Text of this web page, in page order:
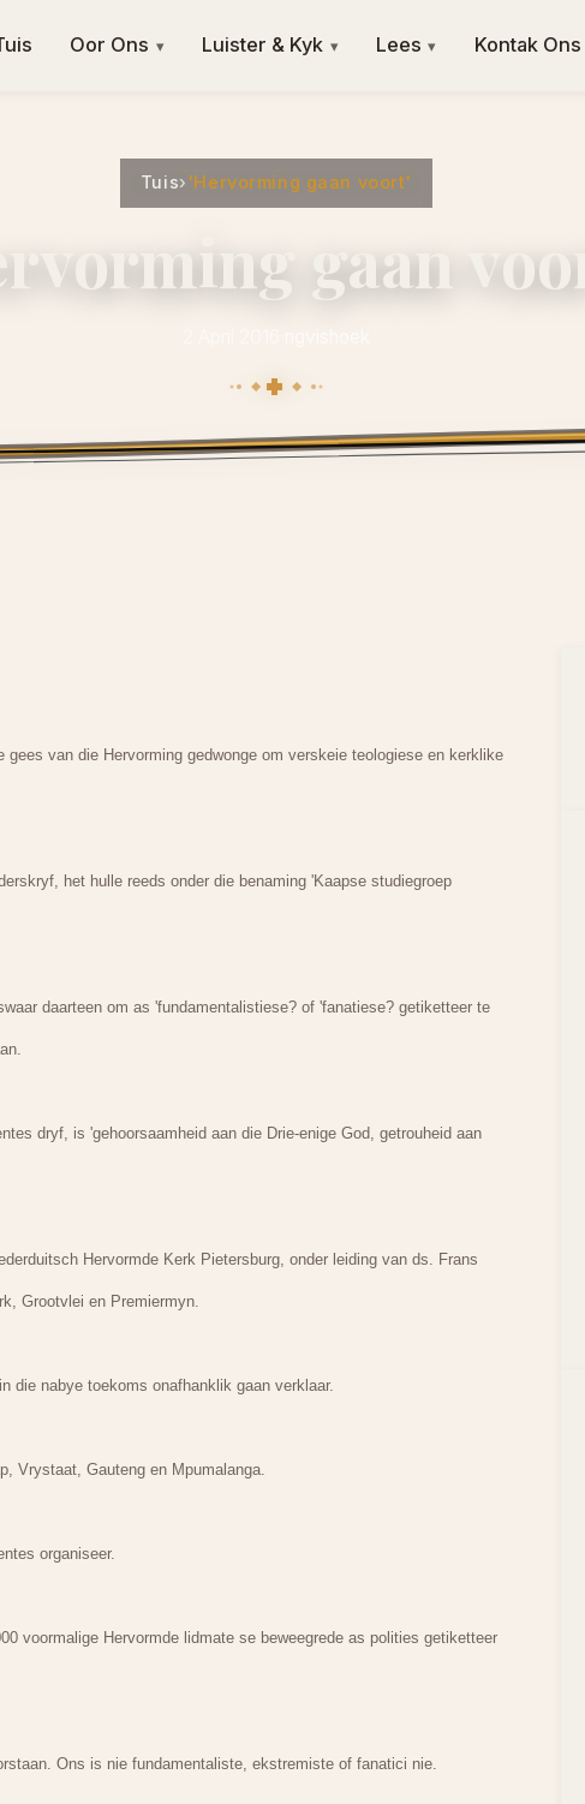
Oor Ons ▾ Luister & Kyk ▾ Lees ▾ Kontak Ons
Tuis› 'Hervorming gaan voort'
gaan
van die Hervorming gedwonge om verskeie teologiese en kerklike
het hulle reeds onder die benaming 'Kaapse studiegroep
daarteen om as 'fundamentalistiese? of 'fanatiese? getiketteer te
dryf, is 'gehoorsaamheid aan die Drie-enige God, getrouheid aan
Hervormde Kerk Pietersburg, onder leiding van ds. Frans
Grootvlei en Premiermyn.
die nabye toekoms onafhanklik gaan verklaar.
Vrystaat, Gauteng en Mpumalanga.
organiseer.
voormalige Hervormde lidmate se beweegrede as polities getiketteer
Ons is nie fundamentaliste, ekstremiste of fanatici nie.